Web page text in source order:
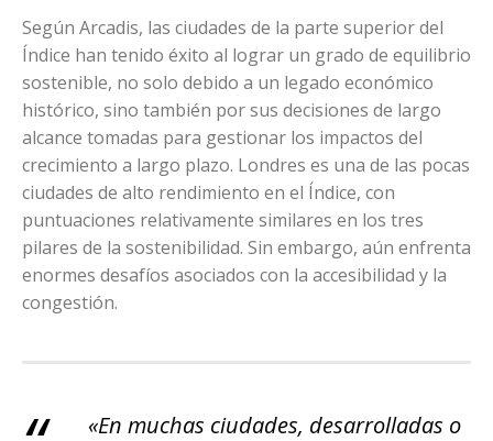
Según Arcadis, las ciudades de la parte superior del
Índice han tenido éxito al lograr un grado de equilibrio
sostenible, no solo debido a un legado económico
histórico, sino también por sus decisiones de largo
alcance tomadas para gestionar los impactos del
crecimiento a largo plazo. Londres es una de las pocas
ciudades de alto rendimiento en el Índice, con
puntuaciones relativamente similares en los tres
pilares de la sostenibilidad. Sin embargo, aún enfrenta
enormes desafíos asociados con la accesibilidad y la
congestión.
«En muchas ciudades, desarrolladas o